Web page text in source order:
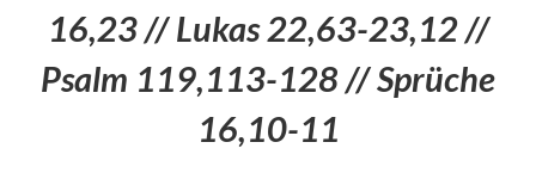
16,23 // Lukas 22,63-23,12 //
Psalm 119,113-128 // Sprüche
16,10-11